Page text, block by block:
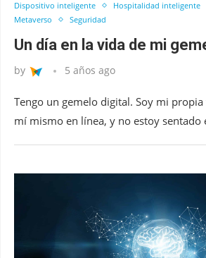
Dispositivo inteligente
Hospitalidad inteligente
Metaverso
Seguridad
Un día en la vida de mi
by 5 años ago
Tengo un gemelo digital. Soy mi
mí mismo en línea, y no estoy sentado